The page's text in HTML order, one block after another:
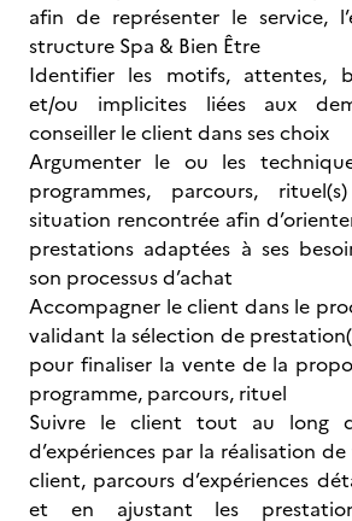
afin de représenter le service,
structure Spa & Bien Être
Identifier les motifs, attentes,
et/ou implicites liées aux
conseiller le client dans ses choix
Argumenter le ou les
programmes, parcours,
situation rencontrée afin
prestations adaptées à ses
son processus d’achat
Accompagner le client dans le
validant la sélection de
pour finaliser la vente de la
programme, parcours, rituel
Suivre le client tout au long
d’expériences par la réalisation
client, parcours d’expériences
et en ajustant les